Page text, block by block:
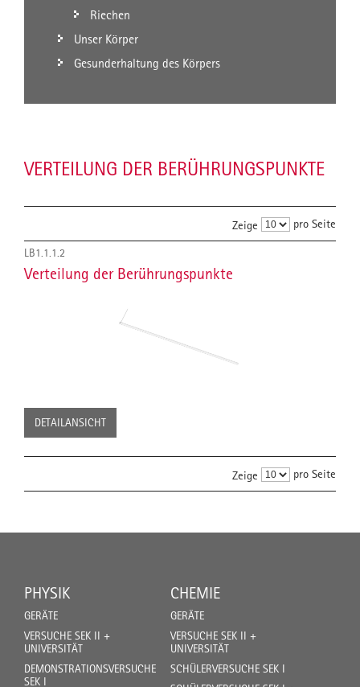
Riechen
Unser Körper
Gesunderhaltung des Körpers
VERTEILUNG DER BERÜHRUNGSPUNKTE
Zeige pro Seite
LB1.1.1.2
Verteilung der Berührungspunkte
DETAILANSICHT
Zeige pro Seite
PHYSIK
GERÄTE
VERSUCHE SEK II +
UNIVERSITÄT
DEMONSTRATIONSVERSUCHE
SEK I
CHEMIE
GERÄTE
VERSUCHE SEK II +
UNIVERSITÄT
SCHÜLERVERSUCHE SEK I